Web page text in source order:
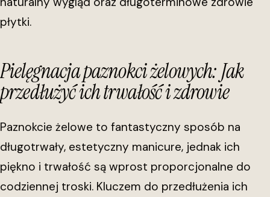
płytki.
Pielęgnacja paznokci żelowych: Jak
przedłużyć ich trwałość i zdrowie
Paznokcie żelowe to fantastyczny sposób na
długotrwały, estetyczny manicure, jednak ich
piękno i trwałość są wprost proporcjonalne do
codziennej troski. Kluczem do przedłużenia ich